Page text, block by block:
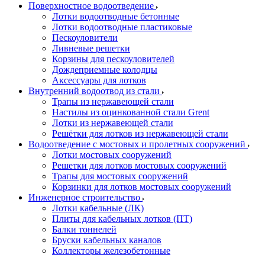
Поверхностное водоотведение
Лотки водоотводные бетонные
Лотки водоотводные пластиковые
Пескоуловители
Ливневые решетки
Корзины для пескоуловителей
Дождеприемные колодцы
Аксессуары для лотков
Внутренний водоотвод из стали
Трапы из нержавеющей стали
Настилы из оцинкованной стали Grent
Лотки из нержавеющей стали
Решётки для лотков из нержавеющей стали
Водоотведение с мостовых и пролетных сооружений
Лотки мостовых сооружений
Решетки для лотков мостовых сооружений
Трапы для мостовых сооружений
Корзинки для лотков мостовых сооружений
Инженерное строительство
Лотки кабельные (ЛК)
Плиты для кабельных лотков (ПТ)
Балки тоннелей
Бруски кабельных каналов
Коллекторы железобетонные